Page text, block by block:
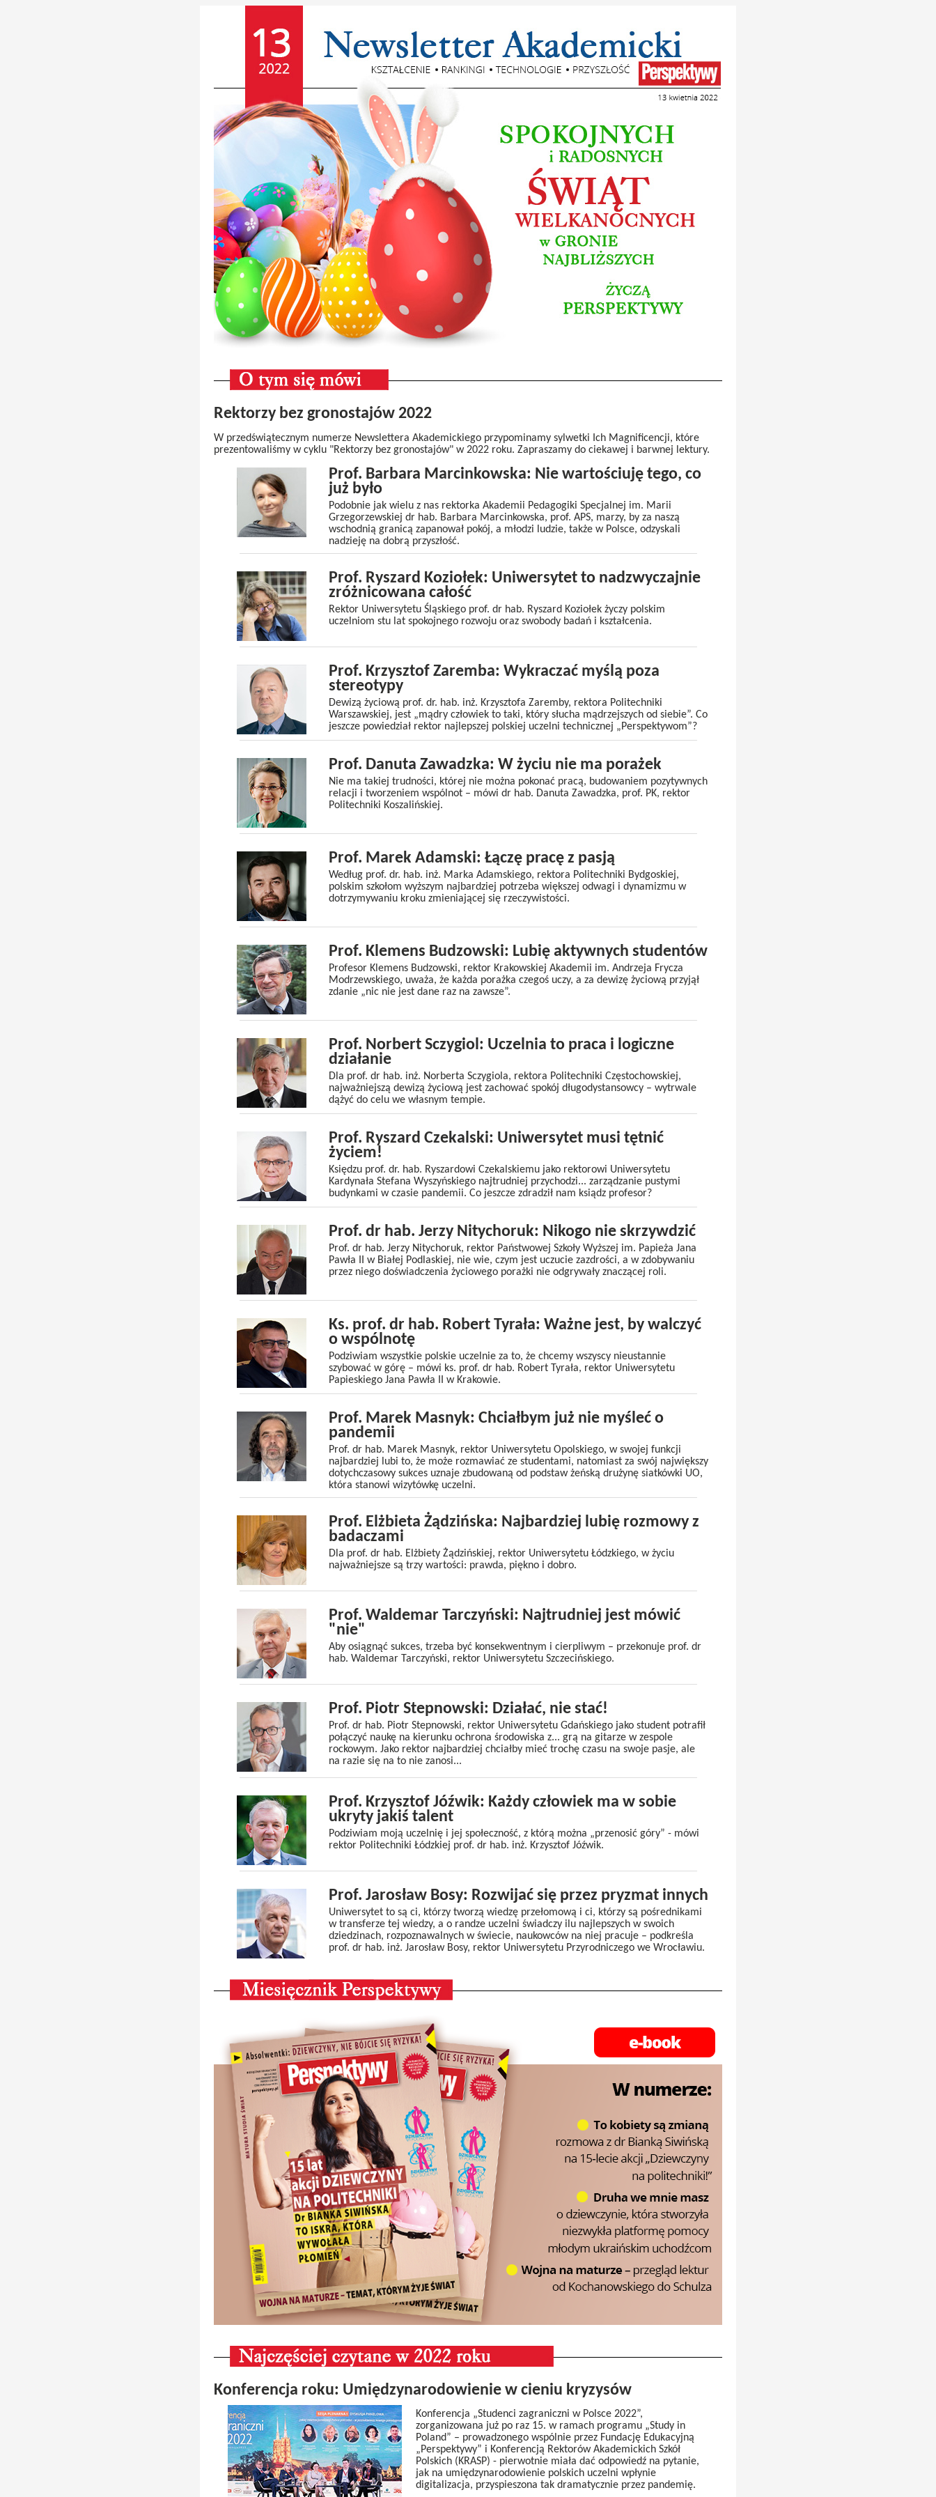
Rektorzy bez gronostajów 2022
W przedświątecznym numerze Newslettera Akademickiego przypominamy sylwetki Ich Magnificencji, które
prezentowaliśmy w cyklu "Rektorzy bez gronostajów" w 2022 roku. Zapraszamy do ciekawej i barwnej lektury.
Prof. Barbara Marcinkowska: Nie wartościuję tego, co
już było
Podobnie jak wielu z nas rektorka Akademii Pedagogiki Specjalnej im. Marii
Grzegorzewskiej dr hab. Barbara Marcinkowska, prof. APS, marzy, by za naszą
wschodnią granicą zapanował pokój, a młodzi ludzie, także w Polsce, odzyskali
nadzieję na dobrą przyszłość.
Prof. Ryszard Koziołek: Uniwersytet to nadzwyczajnie
zróżnicowana całość
Rektor Uniwersytetu Śląskiego prof. dr hab. Ryszard Koziołek życzy polskim
uczelniom stu lat spokojnego rozwoju oraz swobody badań i kształcenia.
Prof. Krzysztof Zaremba: Wykraczać myślą poza
stereotypy
Dewizą życiową prof. dr. hab. inż. Krzysztofa Zaremby, rektora Politechniki
Warszawskiej, jest „mądry człowiek to taki, który słucha mądrzejszych od siebie”. Co
jeszcze powiedział rektor najlepszej polskiej uczelni technicznej „Perspektywom”?
Prof. Danuta Zawadzka: W życiu nie ma porażek
Nie ma takiej trudności, której nie można pokonać pracą, budowaniem pozytywnych
relacji i tworzeniem wspólnot – mówi dr hab. Danuta Zawadzka, prof. PK, rektor
Politechniki Koszalińskiej.
Prof. Marek Adamski: Łączę pracę z pasją
Według prof. dr. hab. inż. Marka Adamskiego, rektora Politechniki Bydgoskiej,
polskim szkołom wyższym najbardziej potrzeba większej odwagi i dynamizmu w
dotrzymywaniu kroku zmieniającej się rzeczywistości.
Prof. Klemens Budzowski: Lubię aktywnych studentów
Profesor Klemens Budzowski, rektor Krakowskiej Akademii im. Andrzeja Frycza
Modrzewskiego, uważa, że każda porażka czegoś uczy, a za dewizę życiową przyjął
zdanie „nic nie jest dane raz na zawsze”.
Prof. Norbert Sczygiol: Uczelnia to praca i logiczne
działanie
Dla prof. dr hab. inż. Norberta Sczygiola, rektora Politechniki Częstochowskiej,
najważniejszą dewizą życiową jest zachować spokój długodystansowcy – wytrwale
dążyć do celu we własnym tempie.
Prof. Ryszard Czekalski: Uniwersytet musi tętnić
życiem!
Księdzu prof. dr. hab. Ryszardowi Czekalskiemu jako rektorowi Uniwersytetu
Kardynała Stefana Wyszyńskiego najtrudniej przychodzi... zarządzanie pustymi
budynkami w czasie pandemii. Co jeszcze zdradził nam ksiądz profesor?
Prof. dr hab. Jerzy Nitychoruk: Nikogo nie skrzywdzić
Prof. dr hab. Jerzy Nitychoruk, rektor Państwowej Szkoły Wyższej im. Papieża Jana
Pawła II w Białej Podlaskiej, nie wie, czym jest uczucie zazdrości, a w zdobywaniu
przez niego doświadczenia życiowego porażki nie odgrywały znaczącej roli.
Ks. prof. dr hab. Robert Tyrała: Ważne jest, by walczyć
o wspólnotę
Podziwiam wszystkie polskie uczelnie za to, że chcemy wszyscy nieustannie
szybować w górę – mówi ks. prof. dr hab. Robert Tyrała, rektor Uniwersytetu
Papieskiego Jana Pawła II w Krakowie.
Prof. Marek Masnyk: Chciałbym już nie myśleć o
pandemii
Prof. dr hab. Marek Masnyk, rektor Uniwersytetu Opolskiego, w swojej funkcji
najbardziej lubi to, że może rozmawiać ze studentami, natomiast za swój największy
dotychczasowy sukces uznaje zbudowaną od podstaw żeńską drużynę siatkówki UO,
która stanowi wizytówkę uczelni.
Prof. Elżbieta Żądzińska: Najbardziej lubię rozmowy z
badaczami
Dla prof. dr hab. Elżbiety Żądzińskiej, rektor Uniwersytetu Łódzkiego, w życiu
najważniejsze są trzy wartości: prawda, piękno i dobro.
Prof. Waldemar Tarczyński: Najtrudniej jest mówić
"nie"
Aby osiągnąć sukces, trzeba być konsekwentnym i cierpliwym – przekonuje prof. dr
hab. Waldemar Tarczyński, rektor Uniwersytetu Szczecińskiego.
Prof. Piotr Stepnowski: Działać, nie stać!
Prof. dr hab. Piotr Stepnowski, rektor Uniwersytetu Gdańskiego jako student potrafił
połączyć naukę na kierunku ochrona środowiska z... grą na gitarze w zespole
rockowym. Jako rektor najbardziej chciałby mieć trochę czasu na swoje pasje, ale
na razie się na to nie zanosi...
Prof. Krzysztof Jóźwik: Każdy człowiek ma w sobie
ukryty jakiś talent
Podziwiam moją uczelnię i jej społeczność, z którą można „przenosić góry” - mówi
rektor Politechniki Łódzkiej prof. dr hab. inż. Krzysztof Jóźwik.
Prof. Jarosław Bosy: Rozwijać się przez pryzmat innych
Uniwersytet to są ci, którzy tworzą wiedzę przełomową i ci, którzy są pośrednikami
w transferze tej wiedzy, a o randze uczelni świadczy ilu najlepszych w swoich
dziedzinach, rozpoznawalnych w świecie, naukowców na niej pracuje – podkreśla
prof. dr hab. inż. Jarosław Bosy, rektor Uniwersytetu Przyrodniczego we Wrocławiu.
Konferencja roku: Umiędzynarodowienie w cieniu kryzysów
Konferencja „Studenci zagraniczni w Polsce 2022”,
zorganizowana już po raz 15. w ramach programu „Study in
Poland” – prowadzonego wspólnie przez Fundację Edukacyjną
„Perspektywy” i Konferencją Rektorów Akademickich Szkół
Polskich (KRASP) - pierwotnie miała dać odpowiedź na pytanie,
jak na umiędzynarodowienie polskich uczelni wpłynie
digitalizacja, przyspieszona tak dramatycznie przez pandemię.